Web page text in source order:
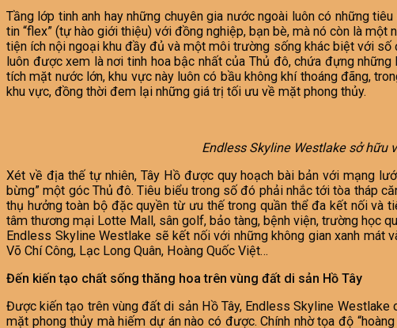
Tầng lớp tinh anh hay những chuyên gia nước ngoài luôn có những
tin “flex” (tự hào giới thiệu) với đồng nghiệp, bạn bè, mà nó còn là
tiện ích nội ngoại khu đầy đủ và một môi trường sống khác biệt với
luôn được xem là nơi tinh hoa bậc nhất của Thủ đô, chứa đựng
tích mặt nước lớn, khu vực này luôn có bầu không khí thoáng đãng,
khu vực, đồng thời đem lại những giá trị tối ưu về mặt phong thủy.
Endless Skyline Westlake sở hữu
Xét về địa thế tự nhiên, Tây Hồ được quy hoạch bài bản với mạng
bừng” một góc Thủ đô. Tiêu biểu trong số đó phải nhắc tới tòa tháp
thụ hưởng toàn bộ đặc quyền từ ưu thế trong quần thể đa kết nối và
tâm thương mại Lotte Mall, sân golf, bảo tàng, bệnh viện, trường học
Endless Skyline Westlake sẽ kết nối với những không gian xanh mát
Võ Chí Công, Lạc Long Quân, Hoàng Quốc Việt…
Đến kiến tạo chất sống thăng hoa trên vùng đất di sản Hồ Tây
Được kiến tạo trên vùng đất di sản Hồ Tây, Endless Skyline
mặt phong thủy mà hiếm dự án nào có được. Chính nhờ tọa độ